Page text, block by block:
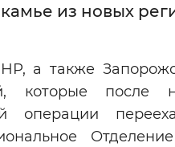
между буквами
сайта
Инверсивный
из новых
а также
которые после
операции